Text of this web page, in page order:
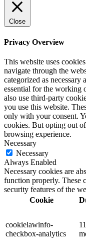
Close
Privacy Overview
This website uses
navigate through the
categorized as necessary
essential for the working
also use third-party
you use this website.
only with your consent.
cookies. But opting out
browsing experience.
Necessary
Necessary
Always Enabled
Necessary cookies are
function properly. These
security features of the
Cookie
cookielawinfo-
checkbox-analytics
11